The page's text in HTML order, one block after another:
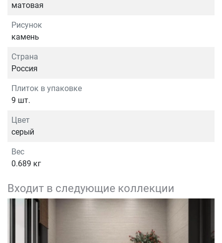
матовая
Рисунок
камень
Страна
Россия
Плиток в упаковке
9 шт.
Цвет
серый
Вес
0.689 кг
Входит в следующие коллекции